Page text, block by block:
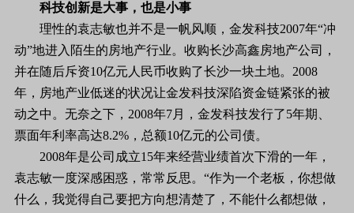
科技创新是大事，也是小事
理性的袁志敏也并不是一帆风顺，金发科技2007年“冲
动”地进入陌生的房地产行业。收购长沙高鑫房地产公司，
并在随后斥资10亿元人民币收购了长沙一块土地。2008
年，房地产业低迷的状况让金发科技深陷资金链紧张的被
动之中。无奈之下，2008年7月，金发科技发行了5年期、
票面年利率高达8.2%，总额10亿元的公司债。
2008年是公司成立15年来经营业绩首次下滑的一年，
袁志敏一度深感困惑，常常反思。“作为一个老板，你想做
什么，我觉得自己要把方向想清楚了，不能什么都想做，